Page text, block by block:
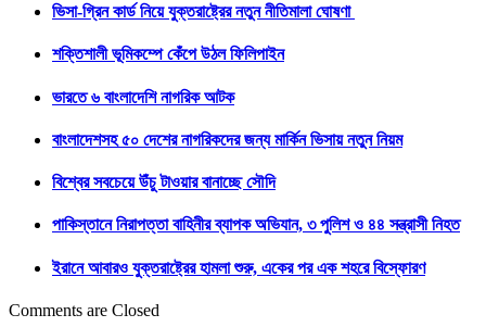
ভিসা-গ্রিন কার্ড নিয়ে যুক্তরাষ্ট্রের নতুন নীতিমালা ঘোষণা
শক্তিশালী ভূমিকম্পে কেঁপে উঠল ফিলিপাইন
ভারতে ৬ বাংলাদেশি নাগরিক আটক
বাংলাদেশসহ ৫০ দেশের নাগরিকদের জন্য মার্কিন ভিসায় নতুন নিয়ম
বিশ্বের সবচেয়ে উঁচু টাওয়ার বানাচ্ছে সৌদি
পাকিস্তানে নিরাপত্তা বাহিনীর ব্যাপক অভিযান, ৩ পুলিশ ও ৪৪ সন্ত্রাসী নিহত
ইরানে আবারও যুক্তরাষ্ট্রের হামলা শুরু, একের পর এক শহরে বিস্ফোরণ
Comments are Closed